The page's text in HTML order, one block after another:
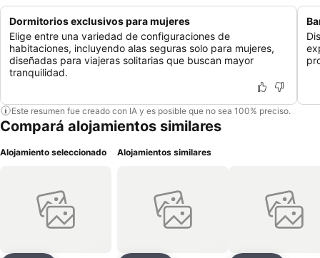
Dormitorios exclusivos para mujeres
Elige entre una variedad de configuraciones de
habitaciones, incluyendo alas seguras solo para mujeres,
diseñadas para viajeras solitarias que buscan mayor
tranquilidad.
Este resumen fue creado con IA y es posible que no sea 100% preciso.
Compará alojamientos similares
Alojamiento seleccionado Alojamientos similares